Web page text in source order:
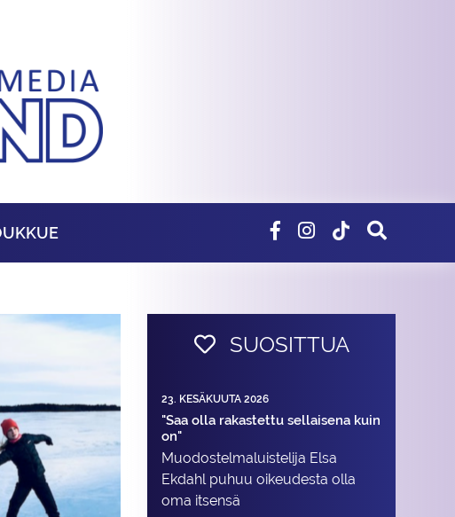
SUOSITTUA
23. KESÄKUUTA 2026
"Saa olla rakastettu sellaisena kuin
on"
Muodostelma­luistelija Elsa
Ekdahl puhuu oikeudesta olla
oma itsensä